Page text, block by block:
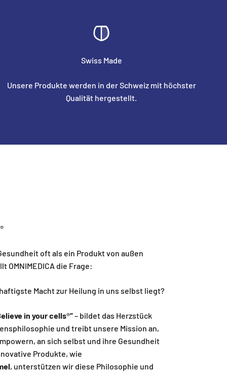
Swiss Made
Unsere Produkte werden in der Schweiz mit höchster
Qualität hergestellt.
oft als ein Produkt von außen
OMNIMEDICA die Frage:
Macht zur Heilung in uns selbst liegt?
in your cells®“– bildet das Herzstück
und treibt unsere Mission an,
an sich selbst und ihre Gesundheit
Produkte, wie
, unterstützen wir diese Philosophie und